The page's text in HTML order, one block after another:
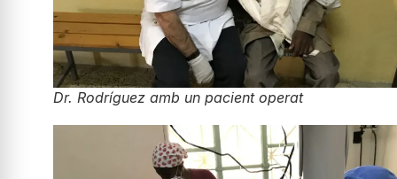
Dr. Rodríguez amb un pacient operat